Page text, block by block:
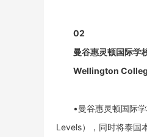
02
曼谷惠灵顿国际学
Wellington
•曼谷惠灵顿国际
Levels），同时将泰国